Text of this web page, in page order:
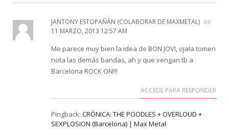
JANTONY ESTOPAÑÁN (COLABORAR DE MAXMETAL) on
11 MARZO, 2013 12:57 AM
Me parece muy bien la idea de BON JOVI, ojala tomen
nota las demás bandas, ah y que vengan tb a
Barcelona ROCK ON!!!
ACCEDE PARA RESPONDER
Pingback: CRÓNICA: THE POODLES + OVERLOUD +
SEXPLOSION (Barcelona) | Max Metal